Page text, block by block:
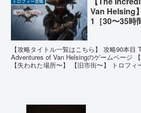
トロフィー攻略
Van Helsing
1［30〜35時
【攻略タイトル一覧はこちら】 攻略90本目
Adventures of Van Helsingのゲームページ
【失われた場所〜】 【旧市街〜】 トロフ